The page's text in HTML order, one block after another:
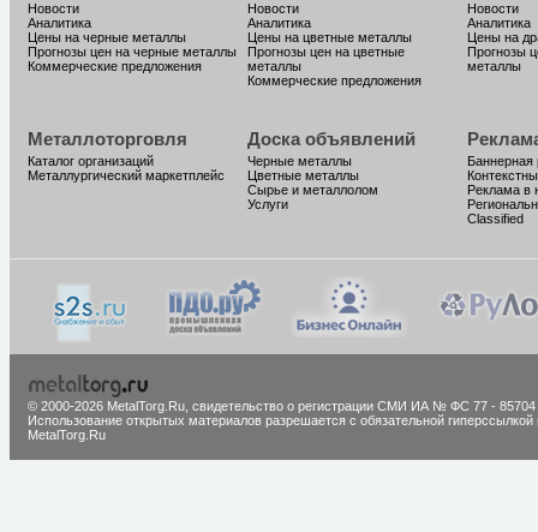
Новости
Аналитика
Цены на черные металлы
Прогнозы цен на черные металлы
Коммерческие предложения
Новости
Аналитика
Цены на цветные металлы
Прогнозы цен на цветные
металлы
Коммерческие предложения
Новости
Аналитика
Цены на
Прогнозы
металлы
Металлоторговля
Каталог организаций
Металлургический маркетплейс
Доска объявлений
Черные металлы
Цветные металлы
Сырье и металлолом
Услуги
Баннерная
Реклама в
Classified
© 2000-2026 MetalTorg.Ru, cвидетельство о регистрации СМИ ИА № ФС 77 - 85704
Использование открытых материалов разрешается с обязательной гиперссылкой
MetalTorg.Ru